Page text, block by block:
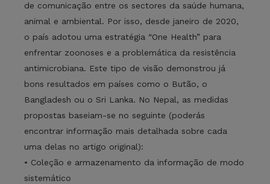
de comunicação entre os sectores da saúde humana,
animal e ambiental. Por isso, desde janeiro de 2020,
o país adotou uma estratégia “One Health” para
enfrentar zoonoses e a problemática da resistência
antimicrobiana. Este tipo de visão demonstrou já
bons resultados em países como o Butão, o
Bangladesh ou o Sri Lanka. No Nepal, as medidas
propostas baseiam-se no seguinte (poderás
encontrar informação mais detalhada sobre cada
uma delas no artigo original):
• Coleção e armazenamento da informação de modo
sistemático